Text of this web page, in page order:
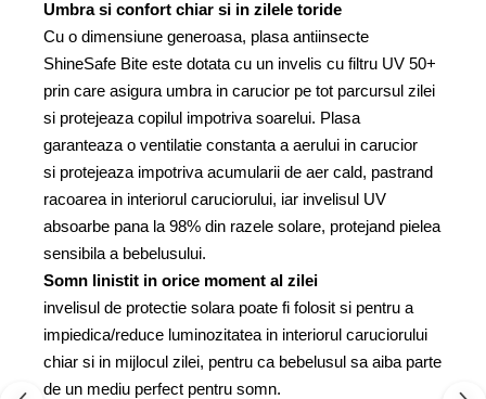
Umbra si confort chiar si in zilele toride
Cu o dimensiune generoasa, plasa antiinsecte
ShineSafe Bite este dotata cu un invelis cu filtru UV 50+
prin care asigura umbra in carucior pe tot parcursul zilei
si protejeaza copilul impotriva soarelui. Plasa
garanteaza o ventilatie constanta a aerului in carucior
si protejeaza impotriva acumularii de aer cald, pastrand
racoarea in interiorul caruciorului, iar invelisul UV
absoarbe pana la 98% din razele solare, protejand pielea
sensibila a bebelusului.
Somn linistit in orice moment al zilei
invelisul de protectie solara poate fi folosit si pentru a
impiedica/reduce luminozitatea in interiorul caruciorului
chiar si in mijlocul zilei, pentru ca bebelusul sa aiba parte
de un mediu perfect pentru somn.